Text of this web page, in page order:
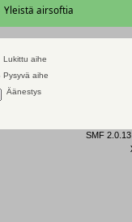
Yleistä airsoftia
Lukittu aihe
Pysyvä aihe
Äänestys
SMF 2.0.13